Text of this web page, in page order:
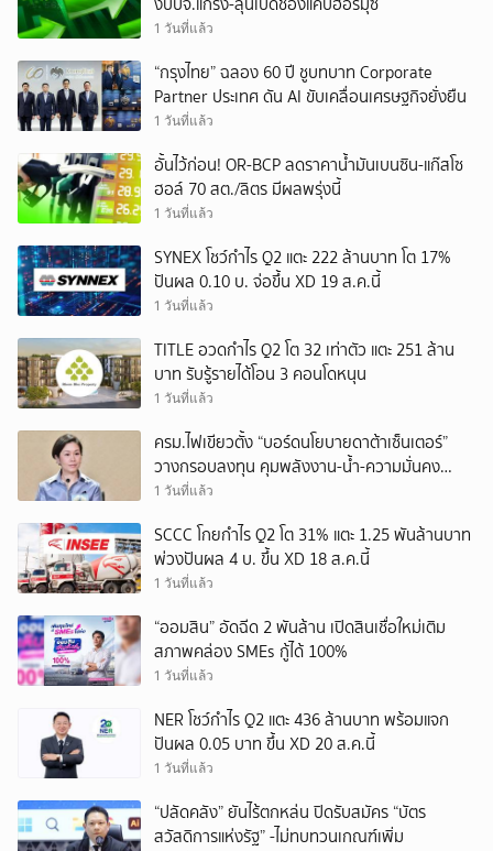
1 วันที่แล้ว
“กรุงไทย” ฉลอง 60 ปี ชูบทบาท Corporate
Partner ประเทศ ดัน AI ขับเคลื่อนเศรษฐกิจยั่งยืน
1 วันที่แล้ว
อั้นไว้ก่อน! OR-BCP ลดราคาน้ำมันเบนซิน-แก๊สโซ
ฮอล์ 70 สต./ลิตร มีผลพรุ่งนี้
1 วันที่แล้ว
SYNEX โชว์กำไร Q2 แตะ 222 ล้านบาท โต 17%
ปันผล 0.10 บ. จ่อขึ้น XD 19 ส.ค.นี้
1 วันที่แล้ว
TITLE อวดกำไร Q2 โต 32 เท่าตัว แตะ 251 ล้าน
บาท รับรู้รายได้โอน 3 คอนโดหนุน
1 วันที่แล้ว
ครม.ไฟเขียวตั้ง “บอร์ดนโยบายดาต้าเซ็นเตอร์”
วางกรอบลงทุน คุมพลังงาน-น้ำ-ความมั่นคง
ข้อมูล
1 วันที่แล้ว
SCCC โกยกำไร Q2 โต 31% แตะ 1.25 พันล้านบาท
พ่วงปันผล 4 บ. ขึ้น XD 18 ส.ค.นี้
1 วันที่แล้ว
“ออมสิน” อัดฉีด 2 พันล้าน เปิดสินเชื่อใหม่เติม
สภาพคล่อง SMEs กู้ได้ 100%
1 วันที่แล้ว
NER โชว์กำไร Q2 แตะ 436 ล้านบาท พร้อมแจก
ปันผล 0.05 บาท ขึ้น XD 20 ส.ค.นี้
1 วันที่แล้ว
“ปลัดคลัง” ยันไร้ตกหล่น ปิดรับสมัคร “บัตร
สวัสดิการแห่งรัฐ” -ไม่ทบทวนเกณฑ์เพิ่ม